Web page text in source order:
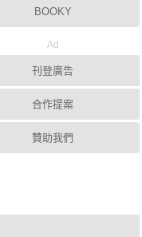
BOOKY
Ad
刊登廣告
合作提案
贊助我們